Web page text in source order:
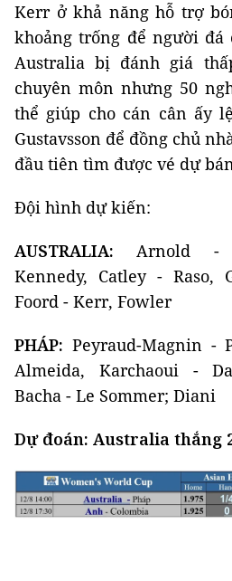
Kerr ở khả năng hỗ trợ
khoảng trống để người đá
Australia bị đánh giá
chuyên môn nhưng 50
thể giúp cho cán cân ấy
Gustavsson để đồng chủ
đầu tiên tìm được vé dự
Đội hình dự kiến:
AUSTRALIA:Arnold -
Kennedy, Catley - Raso,
Foord - Kerr, Fowler
PHÁP: Peyraud-Magnin -
Almeida, Karchaoui -
Bacha - Le Sommer; Diani
Dự đoán: Australia thắng